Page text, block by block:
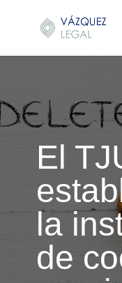
El
la
de